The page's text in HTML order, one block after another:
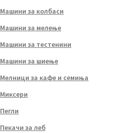
Машини за колбаси
Машини за мелење
Машини за тестенини
Машини за шиење
Мелници за кафе и семиња
Миксери
Пегли
Пекачи за леб